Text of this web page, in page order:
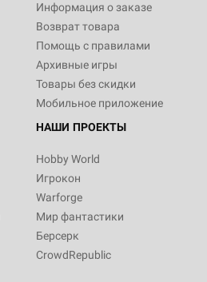
Информация о заказе
Возврат товара
Помощь с правилами
Архивные игры
Товары без скидки
Мобильное приложение
НАШИ ПРОЕКТЫ
Hobby World
Игрокон
Warforge
Мир фантастики
Берсерк
CrowdRepublic